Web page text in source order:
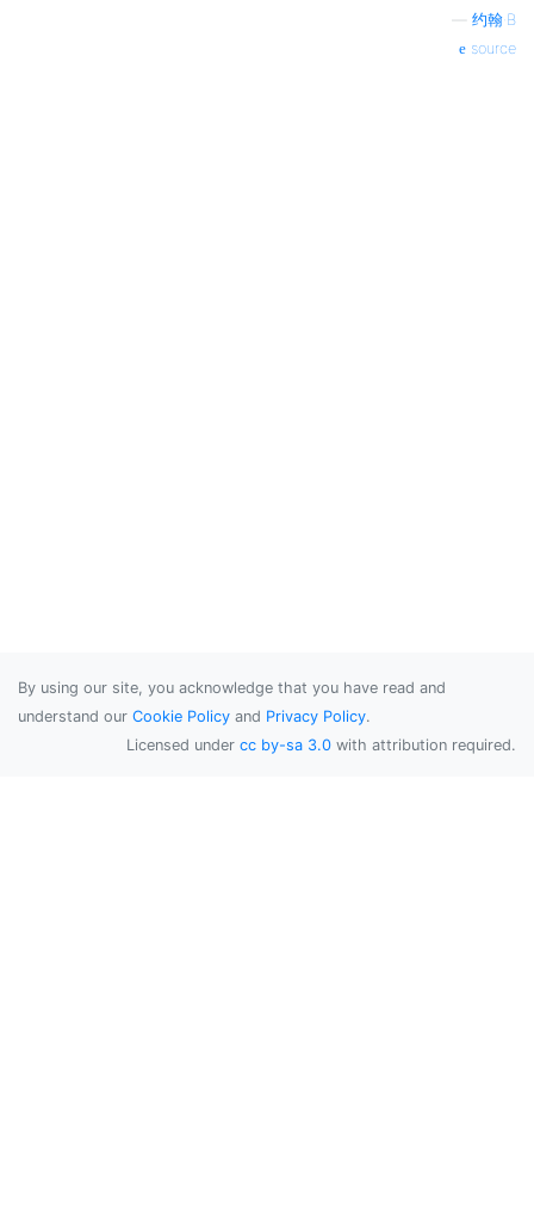
约翰·B
source
By using our site, you acknowledge that you have read and
understand our Cookie Policy and Privacy Policy.
Licensed under cc by-sa 3.0 with attribution required.